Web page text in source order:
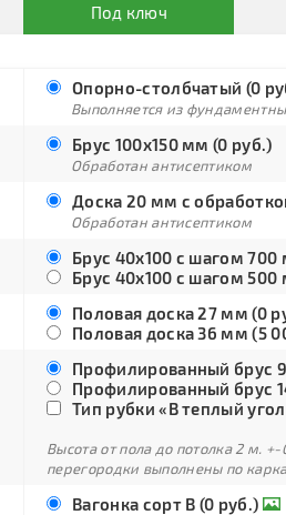
Под ключ
Опорно-столбчатый (0
Выполняется из
Брус 100х150 мм (0 руб.)
Обработан антисептиком
Доска 20 мм с
Обработан антисептиком
Брус 40х100 с шагом 700
Брус 40х100 с шагом
Половая доска 27 мм (0
Половая доска 36 мм (5
Профилированный брус
Профилированный брус
Тип рубки «В теплый
Высота от пола до потолка 2 м.
перегородки выполнены по
Вагонка сорт В (0 руб.)